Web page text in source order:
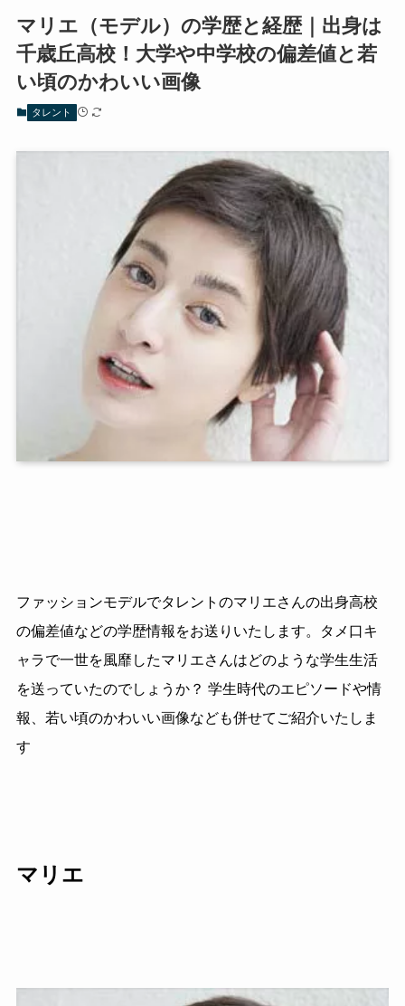
マリエ（モデル）の学歴と経歴｜出身は
千歳丘高校！大学や中学校の偏差値と若
い頃のかわいい画像
タレント
ファッションモデルでタレントのマリエさんの出身高校
の偏差値などの学歴情報をお送りいたします。タメ口キ
ャラで一世を風靡したマリエさんはどのような学生生活
を送っていたのでしょうか？ 学生時代のエピソードや情
報、若い頃のかわいい画像なども併せてご紹介いたしま
す
マリエ